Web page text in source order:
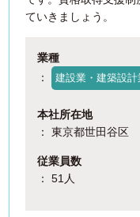
ていきましょう。
業種
：
建設業・建築設
本社所在地
： 東京都世田谷区
従業員数
： 51人